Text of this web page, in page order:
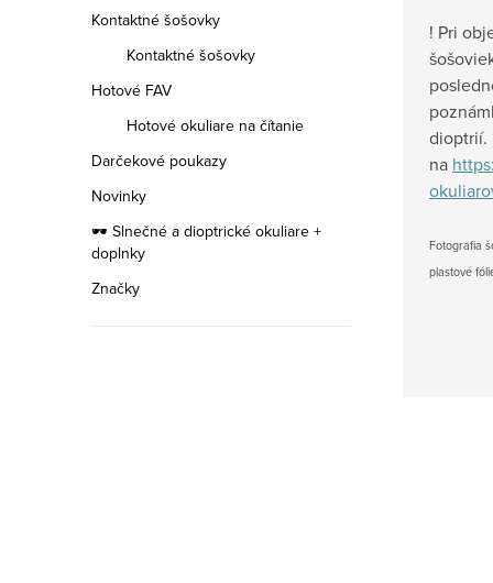
Kontaktné šošovky
Kontaktné šošovky
Hotové FAV
Hotové okuliare na čítanie
Darčekové poukazy
Novinky
🕶️ Slnečné a dioptrické okuliare +
doplnky
Značky
! Pri
dioptrií.
na
Fotografia
plastové